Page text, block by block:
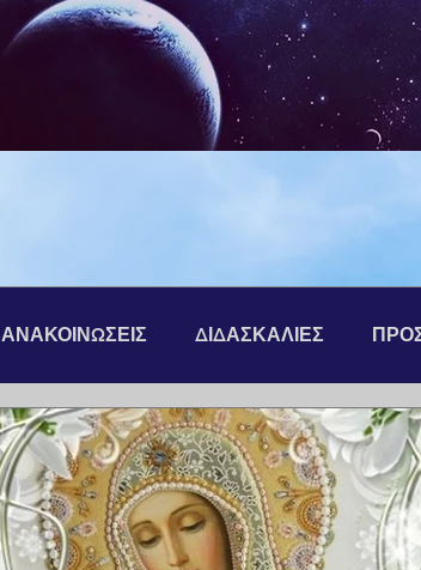
ΑΝΑΚΟΙΝΩΣΕΙΣ ΔΙΔΑΣΚΑΛΙΕΣ